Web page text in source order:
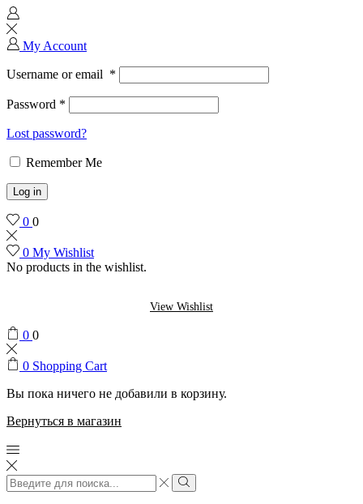
My Account
Username or email *
Password *
Lost password?
Remember Me
Log in
0 0
0 My Wishlist
No products in the wishlist.
View Wishlist
0 0
0 Shopping Cart
Вы пока ничего не добавили в корзину.
Вернуться в магазин
Search
input
Search